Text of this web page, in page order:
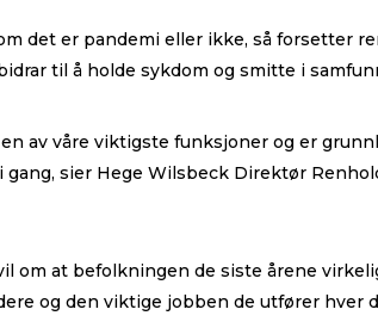
det er pandemi eller ikke, så forsetter
til å holde sykdom og smitte i
av våre viktigste funksjoner og er
gang, sier Hege Wilsbeck Direktør
om at befolkningen de siste årene
og den viktige jobben de utfører hver